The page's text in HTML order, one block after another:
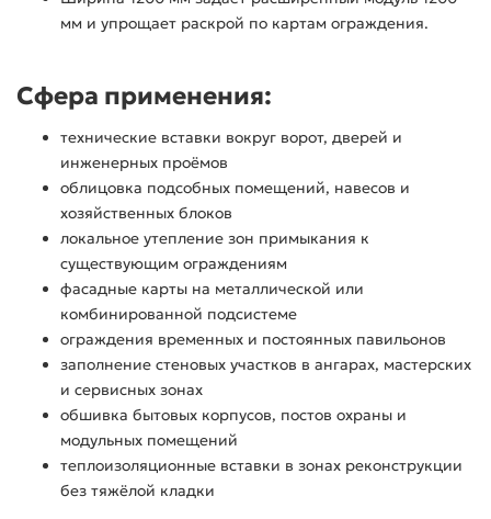
мм и упрощает раскрой по картам ограждения.
Сфера применения:
технические вставки вокруг ворот, дверей и
инженерных проёмов
облицовка подсобных помещений, навесов и
хозяйственных блоков
локальное утепление зон примыкания к
существующим ограждениям
фасадные карты на металлической или
комбинированной подсистеме
ограждения временных и постоянных павильонов
заполнение стеновых участков в ангарах, мастерских
и сервисных зонах
обшивка бытовых корпусов, постов охраны и
модульных помещений
теплоизоляционные вставки в зонах реконструкции
без тяжёлой кладки